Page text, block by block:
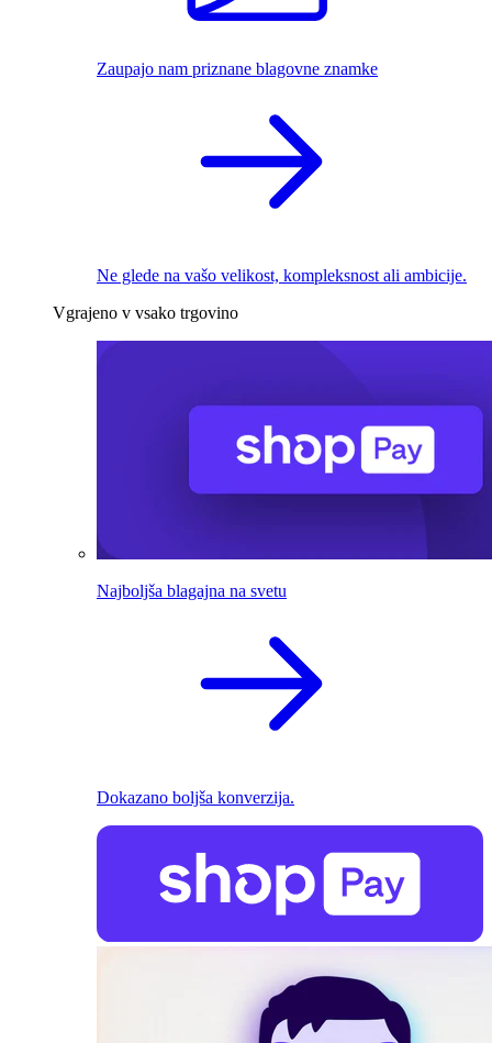
Zaupajo nam priznane blagovne znamke
Ne glede na vašo velikost, kompleksnost ali ambicije.
Vgrajeno v vsako trgovino
Najboljša blagajna na svetu
Dokazano boljša konverzija.